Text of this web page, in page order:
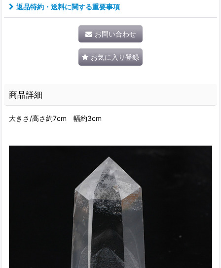
返品特約・送料に関する重要事項
お問い合わせ
お気に入り登録
商品詳細
大きさ/高さ約7cm 幅約3cm